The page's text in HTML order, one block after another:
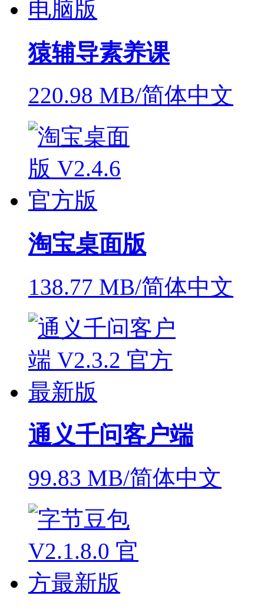
猿辅导素养课
220.98 MB/简体中文
淘宝桌面版
138.77 MB/简体中文
通义千问客户端
99.83 MB/简体中文